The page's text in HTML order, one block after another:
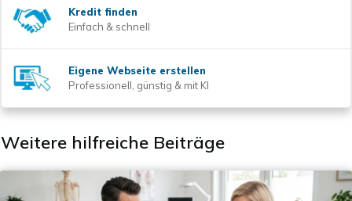
Kredit finden
Einfach & schnell
Eigene Webseite erstellen
Professionell, günstig & mit KI
Weitere hilfreiche Beiträge